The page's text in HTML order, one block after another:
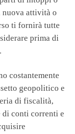
nuova attività o
ti fornirà tutte
prima di
costantemente
geopolitico e
di fiscalità,
di conti correnti e